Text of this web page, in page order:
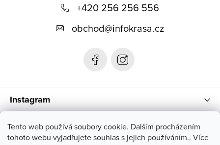
Tento web používá soubory cookie. Dalším procházením
tohoto webu vyjadřujete souhlas s jejich používáním.. Více
Instagram
+420 256 256 556
obchod@infokrasa.cz
Informace pro vás